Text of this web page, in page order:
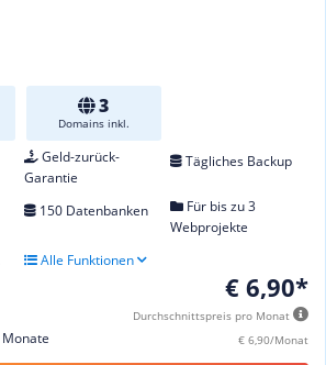
3
Domains inkl.
Geld-zurück-
Garantie
Tägliches Backup
150 Datenbanken
Für bis zu 3
Webprojekte
Alle Funktionen
€ 6,90*
Durchschnittspreis pro Monat
€ 6,90/Monat